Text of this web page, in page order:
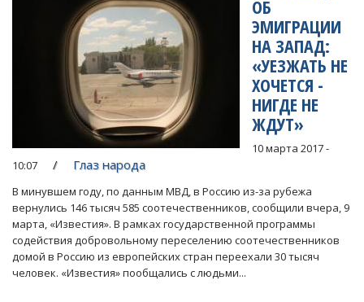
ОБ
ЭМИГРАЦИИ
НА ЗАПАД:
«УЕЗЖАТЬ НЕ
ХОЧЕТСЯ -
НИГДЕ НЕ
ЖДУТ»
10 марта 2017 -
10:07
Глаз народа
В минувшем году, по данным МВД, в Россию из-за рубежа
вернулись 146 тысяч 585 соотечественников, сообщили вчера, 9
марта, «Известия». В рамках государственной программы
содействия добровольному переселению соотечественников
домой в Россию из европейских стран переехали 30 тысяч
человек. «Известия» пообщались с людьми...